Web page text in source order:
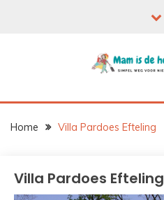
Home Villa Pardoes Efteling
Villa Pardoes Efteling